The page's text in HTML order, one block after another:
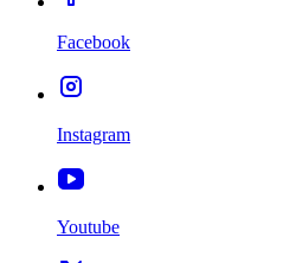
Facebook
Instagram
Youtube